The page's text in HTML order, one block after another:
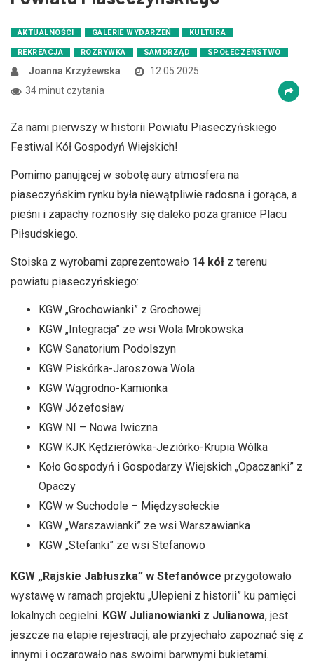
AKTUALNOŚCI GALERIE WYDARZEŃ KULTURA
REKREACJA ROZRYWKA SAMORZĄD SPOŁECZEŃSTWO
Joanna Krzyżewska
12.05.2025
34 minut czytania
Za nami pierwszy w historii Powiatu Piaseczyńskiego
Festiwal Kół Gospodyń Wiejskich!
Pomimo panującej w sobotę aury atmosfera na
piaseczyńskim rynku była niewątpliwie radosna i gorąca, a
pieśni i zapachy roznosiły się daleko poza granice Placu
Piłsudskiego.
Stoiska z wyrobami zaprezentowało 14 kół z terenu
powiatu piaseczyńskiego:
KGW „Grochowianki” z Grochowej
KGW „Integracja” ze wsi Wola Mrokowska
KGW Sanatorium Podolszyn
KGW Piskórka-Jaroszowa Wola
KGW Wągrodno-Kamionka
KGW Józefosław
KGW NI – Nowa Iwiczna
KGW KJK Kędzierówka-Jeziórko-Krupia Wólka
Koło Gospodyń i Gospodarzy Wiejskich „Opaczanki” z
Opaczy
KGW w Suchodole – Międzysołeckie
KGW „Warszawianki” ze wsi Warszawianka
KGW „Stefanki” ze wsi Stefanowo
KGW „Rajskie Jabłuszka” w Stefanówce przygotowało
wystawę w ramach projektu „Ulepieni z historii” ku pamięci
lokalnych cegielni. KGW Julianowianki z Julianowa, jest
jeszcze na etapie rejestracji, ale przyjechało zapoznać się z
innymi i oczarowało nas swoimi barwnymi bukietami.